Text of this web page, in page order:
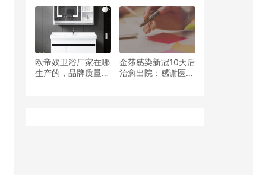
年开爆盆
欧帝奴卫浴厂家在哪
生产的，品牌质量靠
金莎感染新冠10天后
治愈出院：感谢医护